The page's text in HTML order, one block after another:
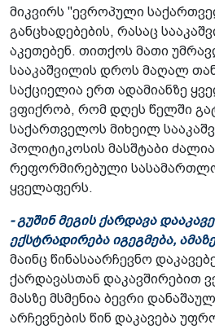
მიკვირს "ევროპული
განცხადებების, რასაც
აკეთებენ. თითქოს მათი
სააკაშვილის დროს მაღალ
საქციელია ერთ ადამიანზე
ვფიქრობ, რომ დღეს წელში
საქართველოს მიხეილ
პოლიტიკოსის მასშტაბი
რეფორმირებული
ყველაფერს.
- გუშინ მეგის ქარდავა
ექსტრადირება იგეგმება,
მაინც წინასაარჩევნო
ქარდავასთან დაკავშირებით
მასზე მსმენია ბევრი
არჩევნების წინ დაკავება